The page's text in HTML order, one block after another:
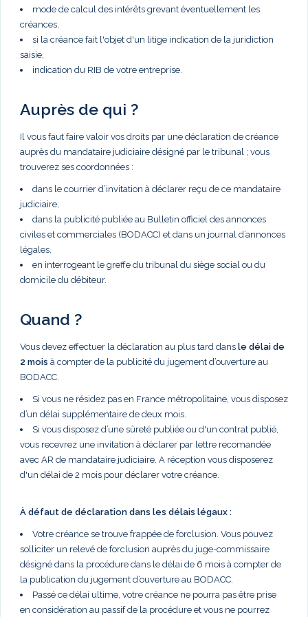
mode de calcul des intérêts grevant éventuellement les
créances,
si la créance fait l'objet d'un litige indication de la juridiction
saisie,
indication du RIB de votre entreprise.
Auprès de qui ?
Il vous faut faire valoir vos droits par une déclaration de créance
auprès du mandataire judiciaire désigné par le tribunal ; vous
trouverez ses coordonnées :
dans le courrier d’invitation à déclarer reçu de ce mandataire
judiciaire,
dans la publicité publiée au Bulletin officiel des annonces
civiles et commerciales (BODACC) et dans un journal d’annonces
légales,
en interrogeant le greffe du tribunal du siège social ou du
domicile du débiteur.
Quand ?
Vous devez effectuer la déclaration au plus tard dans le délai de
2 mois à compter de la publicité du jugement d’ouverture au
BODACC.
Si vous ne résidez pas en France métropolitaine, vous disposez
d’un délai supplémentaire de deux mois.
Si vous disposez d’une sûreté publiée ou d'un contrat publié,
vous recevrez une invitation à déclarer par lettre recomandée
avec AR de mandataire judiciaire. A réception vous disposerez
d'un délai de 2 mois pour déclarer votre créance.
À défaut de déclaration dans les délais légaux :
Votre créance se trouve frappée de forclusion. Vous pouvez
solliciter un relevé de forclusion auprès du juge-commissaire
désigné dans la procédure dans le délai de 6 mois à compter de
la publication du jugement d’ouverture au BODACC.
Passé ce délai ultime, votre créance ne pourra pas être prise
en considération au passif de la procédure et vous ne pourrez